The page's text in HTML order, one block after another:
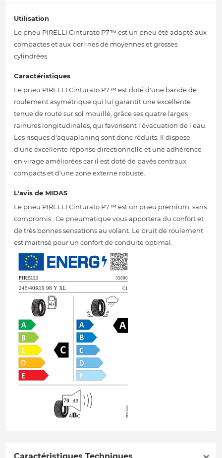
Utilisation
Le pneu PIRELLI Cinturato P7™ est un pneu été adapté aux
compactes et aux berlines de moyennes et grosses
cylindrées.
Caractéristiques
Le pneu PIRELLI Cinturato P7™ est doté d'une bande de
roulement asymétrique qui lui garantit une excellente
tenue de route sur sol mouillé, grâce ses quatre larges
rainures longitudinales, qui favorisent l'évacuation de l'eau.
Les risques d'aquaplaning sont donc réduits. Il dispose
d'une excellente réponse directionnelle et une adhérence
en virage améliorées car il est doté de pavés centraux
compacts et d'une zone externe robuste.
L'avis de MIDAS
Le pneu PIRELLI Cinturato P7™ est un pneu premium, sans
compromis . Ce pneumatique vous apportera du confort et
de très bonnes sensations au volant. Le bruit de roulement
est maitrisé pour un confort de conduite optimal.